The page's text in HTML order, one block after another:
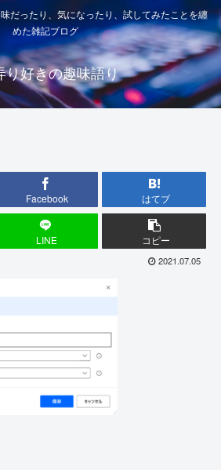
だったり、気になったり、試してみたことを纏
めた雑記ブログ
り好きの趣味語り
Facebook はてブ
LINE コピー
2021.07.05